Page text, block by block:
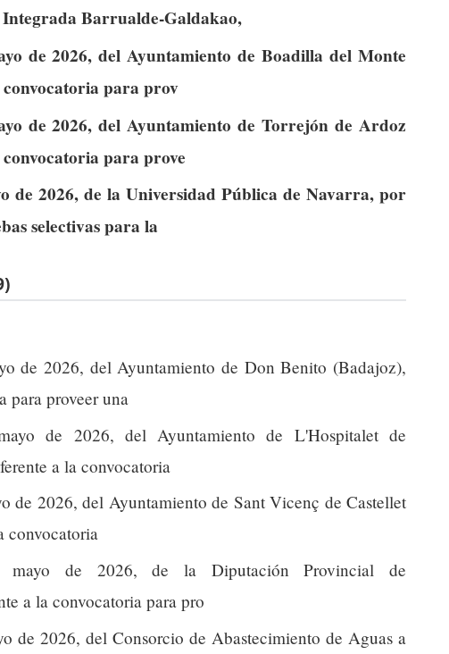
Barrualde-Galdakao,
de 2026, del Ayuntamiento de Boadilla del Monte
para prov
de 2026, del Ayuntamiento de Torrejón de Ardoz
para prove
de 2026, de la Universidad Pública de Navarra, por
selectivas para la
de 2026, del Ayuntamiento de Don Benito (Badajoz),
para proveer una
de 2026, del Ayuntamiento de L'Hospitalet de
a la convocatoria
de 2026, del Ayuntamiento de Sant Vicenç de Castellet
convocatoria
mayo de 2026, de la Diputación Provincial de
a la convocatoria para pro
de 2026, del Consorcio de Abastecimiento de Aguas a